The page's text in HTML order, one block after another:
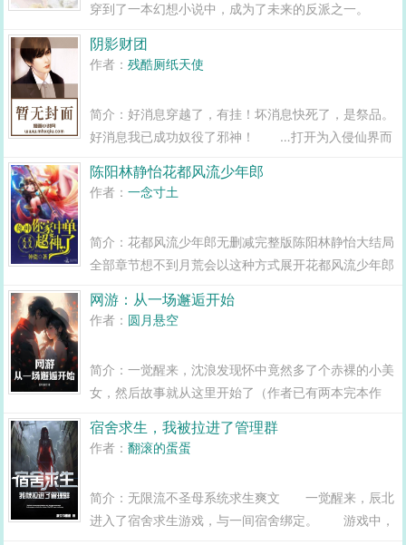
穿到了一本幻想小说中，成为了未来的反派之一。
会发现身份后处死的危险。 因为无法学习超凡之
阴影财团
作者：残酷厕纸天使
简介：好消息穿越了，有挂！坏消息快死了，是祭品。
好消息我已成功奴役了邪神！ …打开为入侵仙界而
正警告以邪魔污染源替代灵气，开启未授权的非法异种
陈阳林静怡花都风流少年郎
作者：一念寸土
简介：花都风流少年郎无删减完整版陈阳林静怡大结局
全部章节想不到月荒会以这种方式展开花都风流少年郎
觉，陈阳林静怡最终结局也是很惊喜的，花都风流少年
网游：从一场邂逅开始
作者： 圆月悬空
简介：一觉醒来，沈浪发现怀中竟然多了个赤裸的小美
女，然后故事就从这里开始了（作者已有两本完本作
涨上去的。至于更新，稳定一天三章七千字。...
宿舍求生，我被拉进了管理群
作者：翻滚的蛋蛋
简介：无限流不圣母系统求生爽文 一觉醒来，辰北
进入了宿舍求生游戏，与一间宿舍绑定。 游戏中，